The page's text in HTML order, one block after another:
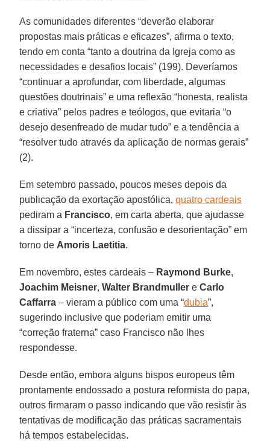
As comunidades diferentes “deverão elaborar
propostas mais práticas e eficazes”, afirma o texto,
tendo em conta “tanto a doutrina da Igreja como as
necessidades e desafios locais” (199). Deveríamos
“continuar a aprofundar, com liberdade, algumas
questões doutrinais” e uma reflexão “honesta, realista
e criativa” pelos padres e teólogos, que evitaria “o
desejo desenfreado de mudar tudo” e a tendência a
“resolver tudo através da aplicação de normas gerais”
(2).
Em setembro passado, poucos meses depois da
publicação da exortação apostólica,quatro cardeais
pediram a Francisco, em carta aberta, que ajudasse
a dissipar a “incerteza, confusão e desorientação” em
torno de Amoris Laetitia.
Em novembro, estes cardeais – Raymond Burke,
Joachim Meisner,Walter Brandmuller eCarlo
Caffarra – vieram a público com uma “dubia”,
sugerindo inclusive que poderiam emitir uma
“correção fraterna” caso Francisco não lhes
respondesse.
Desde então, embora alguns bispos europeus têm
prontamente endossado a postura reformista do papa,
outros firmaram o passo indicando que vão resistir às
tentativas de modificação das práticas sacramentais
há tempos estabelecidas.